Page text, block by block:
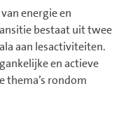
energie en
bestaat uit twee
aan lesactiviteiten.
en actieve
thema’s rondom